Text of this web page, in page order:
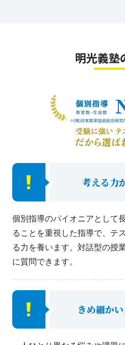
明光義塾
考える力
個別指導のパイオニアとして
ることを重視した指導で、テ
る力を養います。対話型の授
に質問できます。
きめ細か